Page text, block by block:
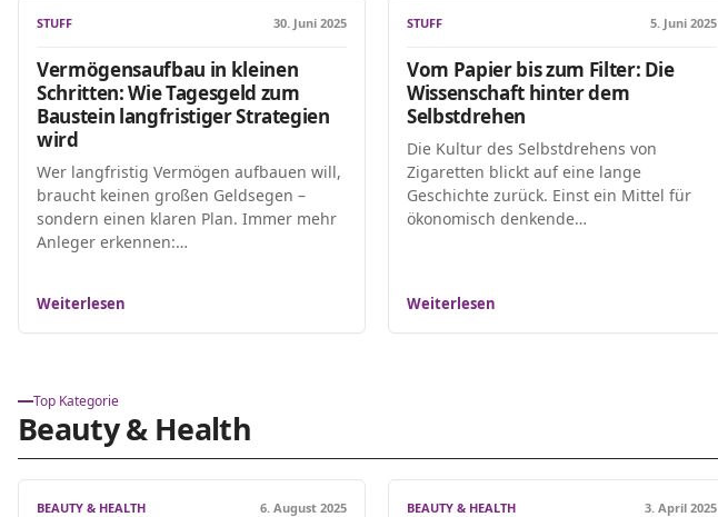
STUFF 30. Juni 2025
Vermögensaufbau in kleinen
Schritten: Wie Tagesgeld zum
Baustein langfristiger Strategien
wird
Wer langfristig Vermögen aufbauen will,
braucht keinen großen Geldsegen –
sondern einen klaren Plan. Immer mehr
Anleger erkennen:…
Weiterlesen
STUFF 5. Juni 2025
Vom Papier bis zum Filter: Die
Wissenschaft hinter dem
Selbstdrehen
Die Kultur des Selbstdrehens von
Zigaretten blickt auf eine lange
Geschichte zurück. Einst ein Mittel für
ökonomisch denkende…
Weiterlesen
Top Kategorie
Beauty & Health
BEAUTY & HEALTH 6. August 2025 BEAUTY & HEALTH 3. April 2025